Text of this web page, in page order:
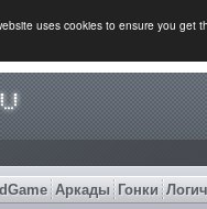
uses cookies to ensure you get
Аркады Гонки